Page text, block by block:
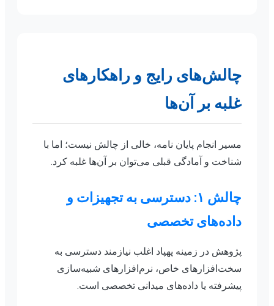
چالش‌های رایج و راهکارهای
غلبه بر آن‌ها
مسیر انجام پایان نامه، خالی از چالش نیست؛ اما با
شناخت و آمادگی قبلی می‌توان بر آن‌ها غلبه کرد.
چالش ۱: دسترسی به تجهیزات و
داده‌های تخصصی
پژوهش در زمینه پهپاد اغلب نیازمند دسترسی به
سخت‌افزارهای خاص، نرم‌افزارهای شبیه‌سازی
پیشرفته یا داده‌های میدانی تخصصی است.